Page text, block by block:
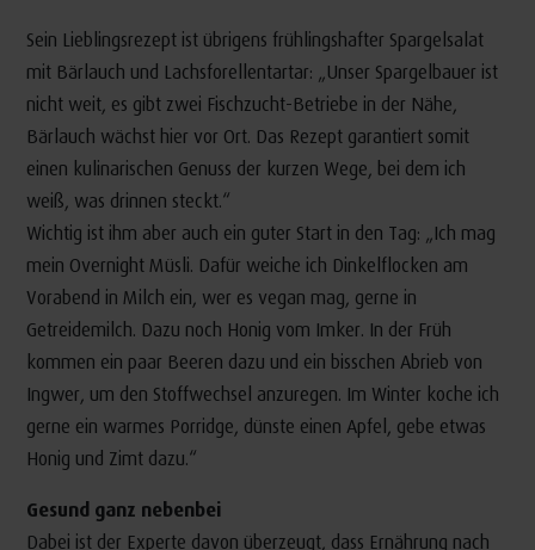
Sein Lieblingsrezept ist übrigens frühlingshafter Spargelsalat
mit Bärlauch und Lachsforellentartar: „Unser Spargelbauer ist
nicht weit, es gibt zwei Fischzucht-Betriebe in der Nähe,
Bärlauch wächst hier vor Ort. Das Rezept garantiert somit
einen kulinarischen Genuss der kurzen Wege, bei dem ich
weiß, was drinnen steckt.“
Wichtig ist ihm aber auch ein guter Start in den Tag: „Ich mag
mein Overnight Müsli. Dafür weiche ich Dinkelflocken am
Vorabend in Milch ein, wer es vegan mag, gerne in
Getreidemilch. Dazu noch Honig vom Imker. In der Früh
kommen ein paar Beeren dazu und ein bisschen Abrieb von
Ingwer, um den Stoffwechsel anzuregen. Im Winter koche ich
gerne ein warmes Porridge, dünste einen Apfel, gebe etwas
Honig und Zimt dazu.“
Gesund ganz nebenbei
Dabei ist der Experte davon überzeugt, dass Ernährung nach